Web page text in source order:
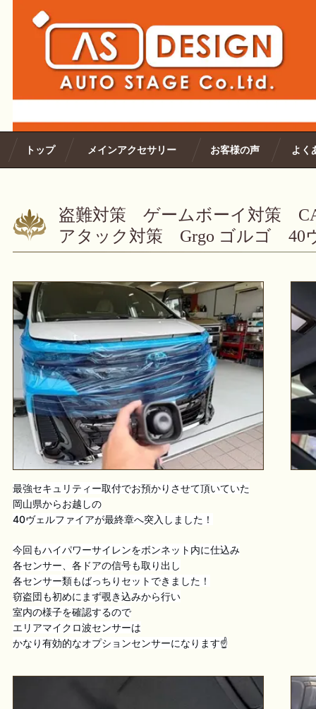
トップ メインアクセサリー お客様の声 よく
盗難対策 ゲームボーイ対策
アタック対策 Grgo ゴルゴ 40
最強セキュリティー取付でお預かりさせて頂いていた
岡山県からお越しの
40ヴェルファイアが最終章へ突入しました！
今回もハイパワーサイレンをボンネット内に仕込み
各センサー、各ドアの信号も取り出し
各センサー類もばっちりセットできました！
窃盗団も初めにまず覗き込みから行い
室内の様子を確認するので
エリアマイクロ波センサーは
かなり有効的なオプションセンサーになります☝️